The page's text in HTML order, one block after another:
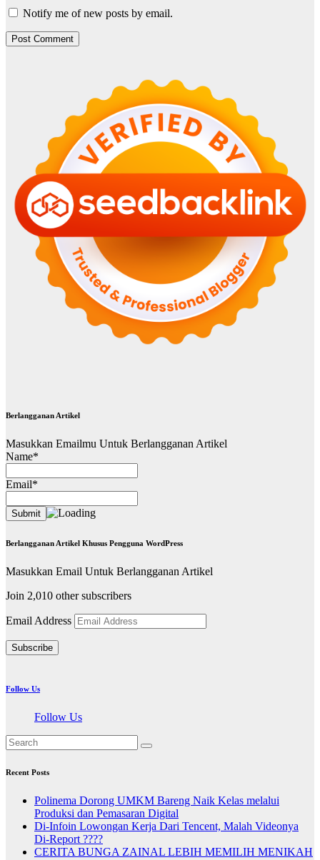
Notify me of new posts by email.
Berlangganan Artikel
Masukkan Emailmu Untuk Berlangganan Artikel
Name*
Email*
Berlangganan Artikel Khusus Pengguna WordPress
Masukkan Email Untuk Berlangganan Artikel
Join 2,010 other subscribers
Email Address
Subscribe
Follow Us
Follow Us
Recent Posts
Polinema Dorong UMKM Bareng Naik Kelas melalui
Produksi dan Pemasaran Digital
Di-Infoin Lowongan Kerja Dari Tencent, Malah Videonya
Di-Report ????
CERITA BUNGA ZAINAL LEBIH MEMILIH MENIKAH